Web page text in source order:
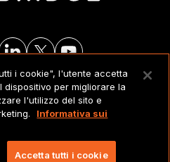
LEGALI
Technologies, LLC. Tutti
riservati.
i cookie", l'utente accetta
dispositivo per migliorare la
l'utilizzo del sito e
Informativa sui
Accetta tutti i cookie